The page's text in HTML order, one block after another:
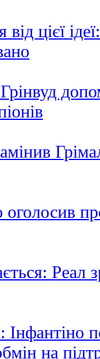
цієї
Реал
Інфантіно
на